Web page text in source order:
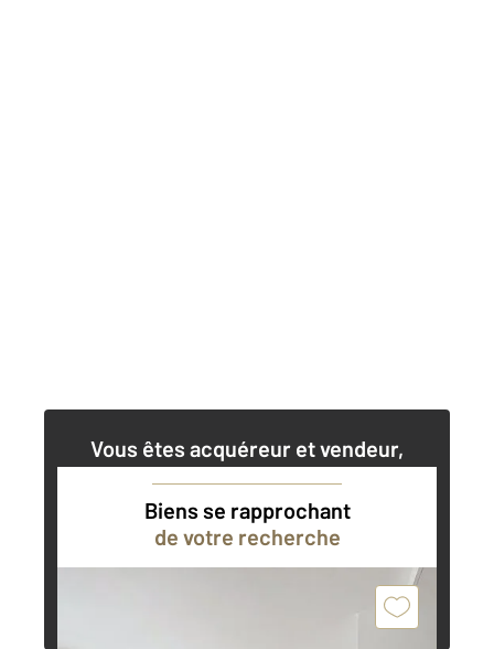
Vous êtes acquéreur et vendeur,
Contacter l'agence
Biens se rapprochant
de votre recherche